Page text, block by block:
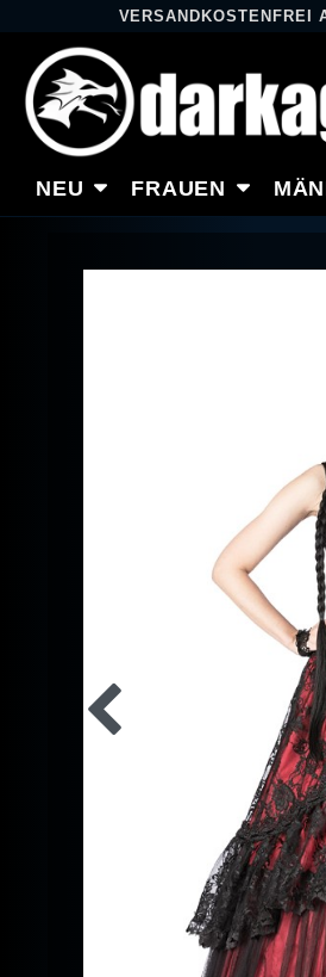
VERSANDKOSTENFREI
NEU FRAUEN